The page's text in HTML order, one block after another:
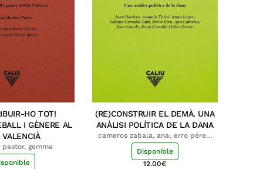
HO TOT!
I GÈNERE AL
VALENCIÀ
pastor, gemma
(RE)CONSTRUIR EL DEMÀ. UNA
ANÀLISI POLÍTICA DE LA DANA
cameros zabala, ana; erro pérez,
javier; bordera, juan; turiel
martínez, antonio; lópez, anna;
carvajal-ruiz, salomé; canela
Disponible
12.00€